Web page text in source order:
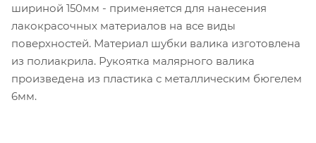
шириной 150мм - применяется для нанесения
лакокрасочных материалов на все виды
поверхностей. Материал шубки валика изготовлена
из полиакрила. Рукоятка малярного валика
произведена из пластика с металлическим бюгелем
6мм.